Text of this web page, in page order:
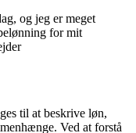
og jeg er meget
for mit
til at beskrive løn,
Ved at forstå